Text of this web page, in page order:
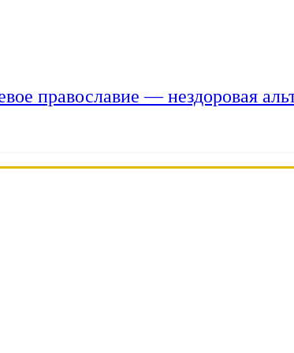
православие — нездоровая